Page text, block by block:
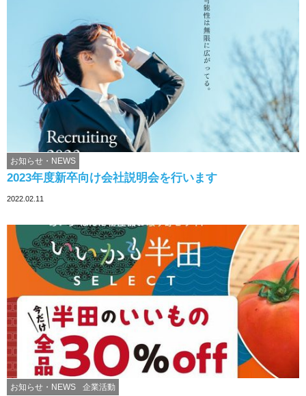
2023年度新卒向け会社説明会を行います
お知らせ・NEWS
2022.02.11
お知らせ・NEWS 企業活動